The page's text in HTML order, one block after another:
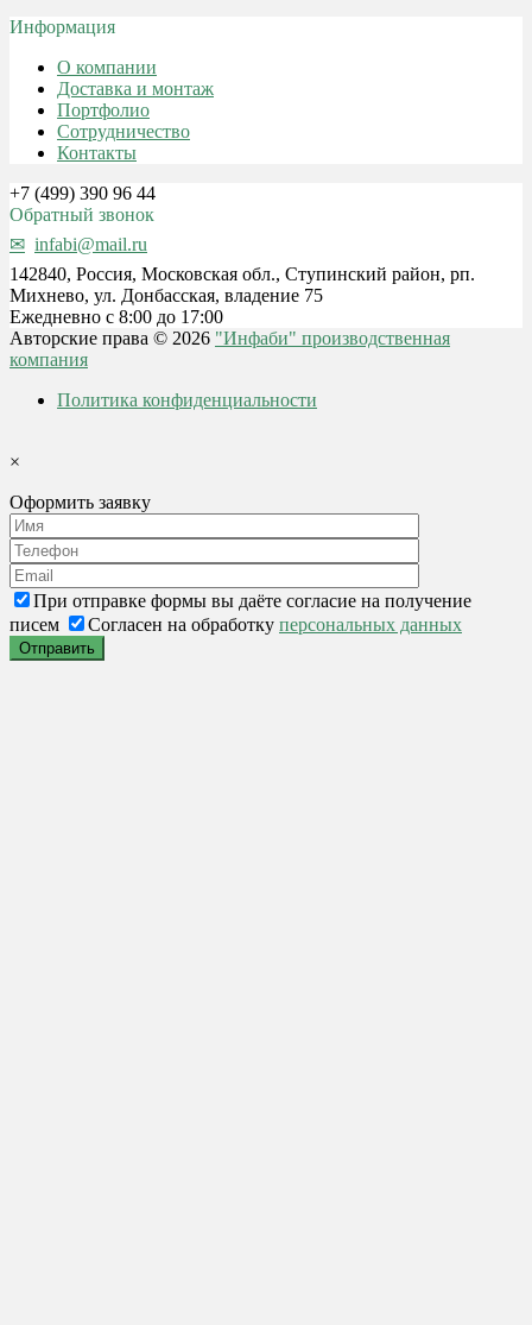
Информация
О компании
Доставка и монтаж
Портфолио
Сотрудничество
Контакты
+7 (499) 390 96 44
Обратный звонок
infabi@mail.ru
142840, Россия, Московская обл., Ступинский район, рп.
Михнево, ул. Донбасская, владение 75
Ежедневно с 8:00 до 17:00
Авторские права © 2026 "Инфаби" производственная
компания
Политика конфиденциальности
×
Оформить заявку
При отправке формы вы даёте согласие на получение
писем
Согласен на обработку персональных данных